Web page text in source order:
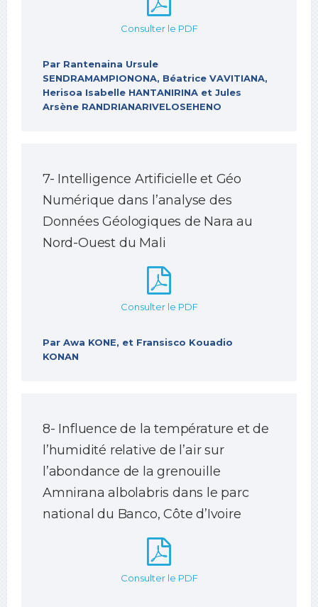
Consulter le PDF
Par Rantenaina Ursule
SENDRAMAMPIONONA, Béatrice VAVITIANA,
Herisoa Isabelle HANTANIRINA et Jules
Arsène RANDRIANARIVELOSEHENO
7- Intelligence Artificielle et Géo
Numérique dans l’analyse des
Données Géologiques de Nara au
Nord-Ouest du Mali
Consulter le PDF
Par Awa KONE, et Fransisco Kouadio
KONAN
8- Influence de la température et de
l’humidité relative de l’air sur
l’abondance de la grenouille
Amnirana albolabris dans le parc
national du Banco, Côte d’Ivoire
Consulter le PDF